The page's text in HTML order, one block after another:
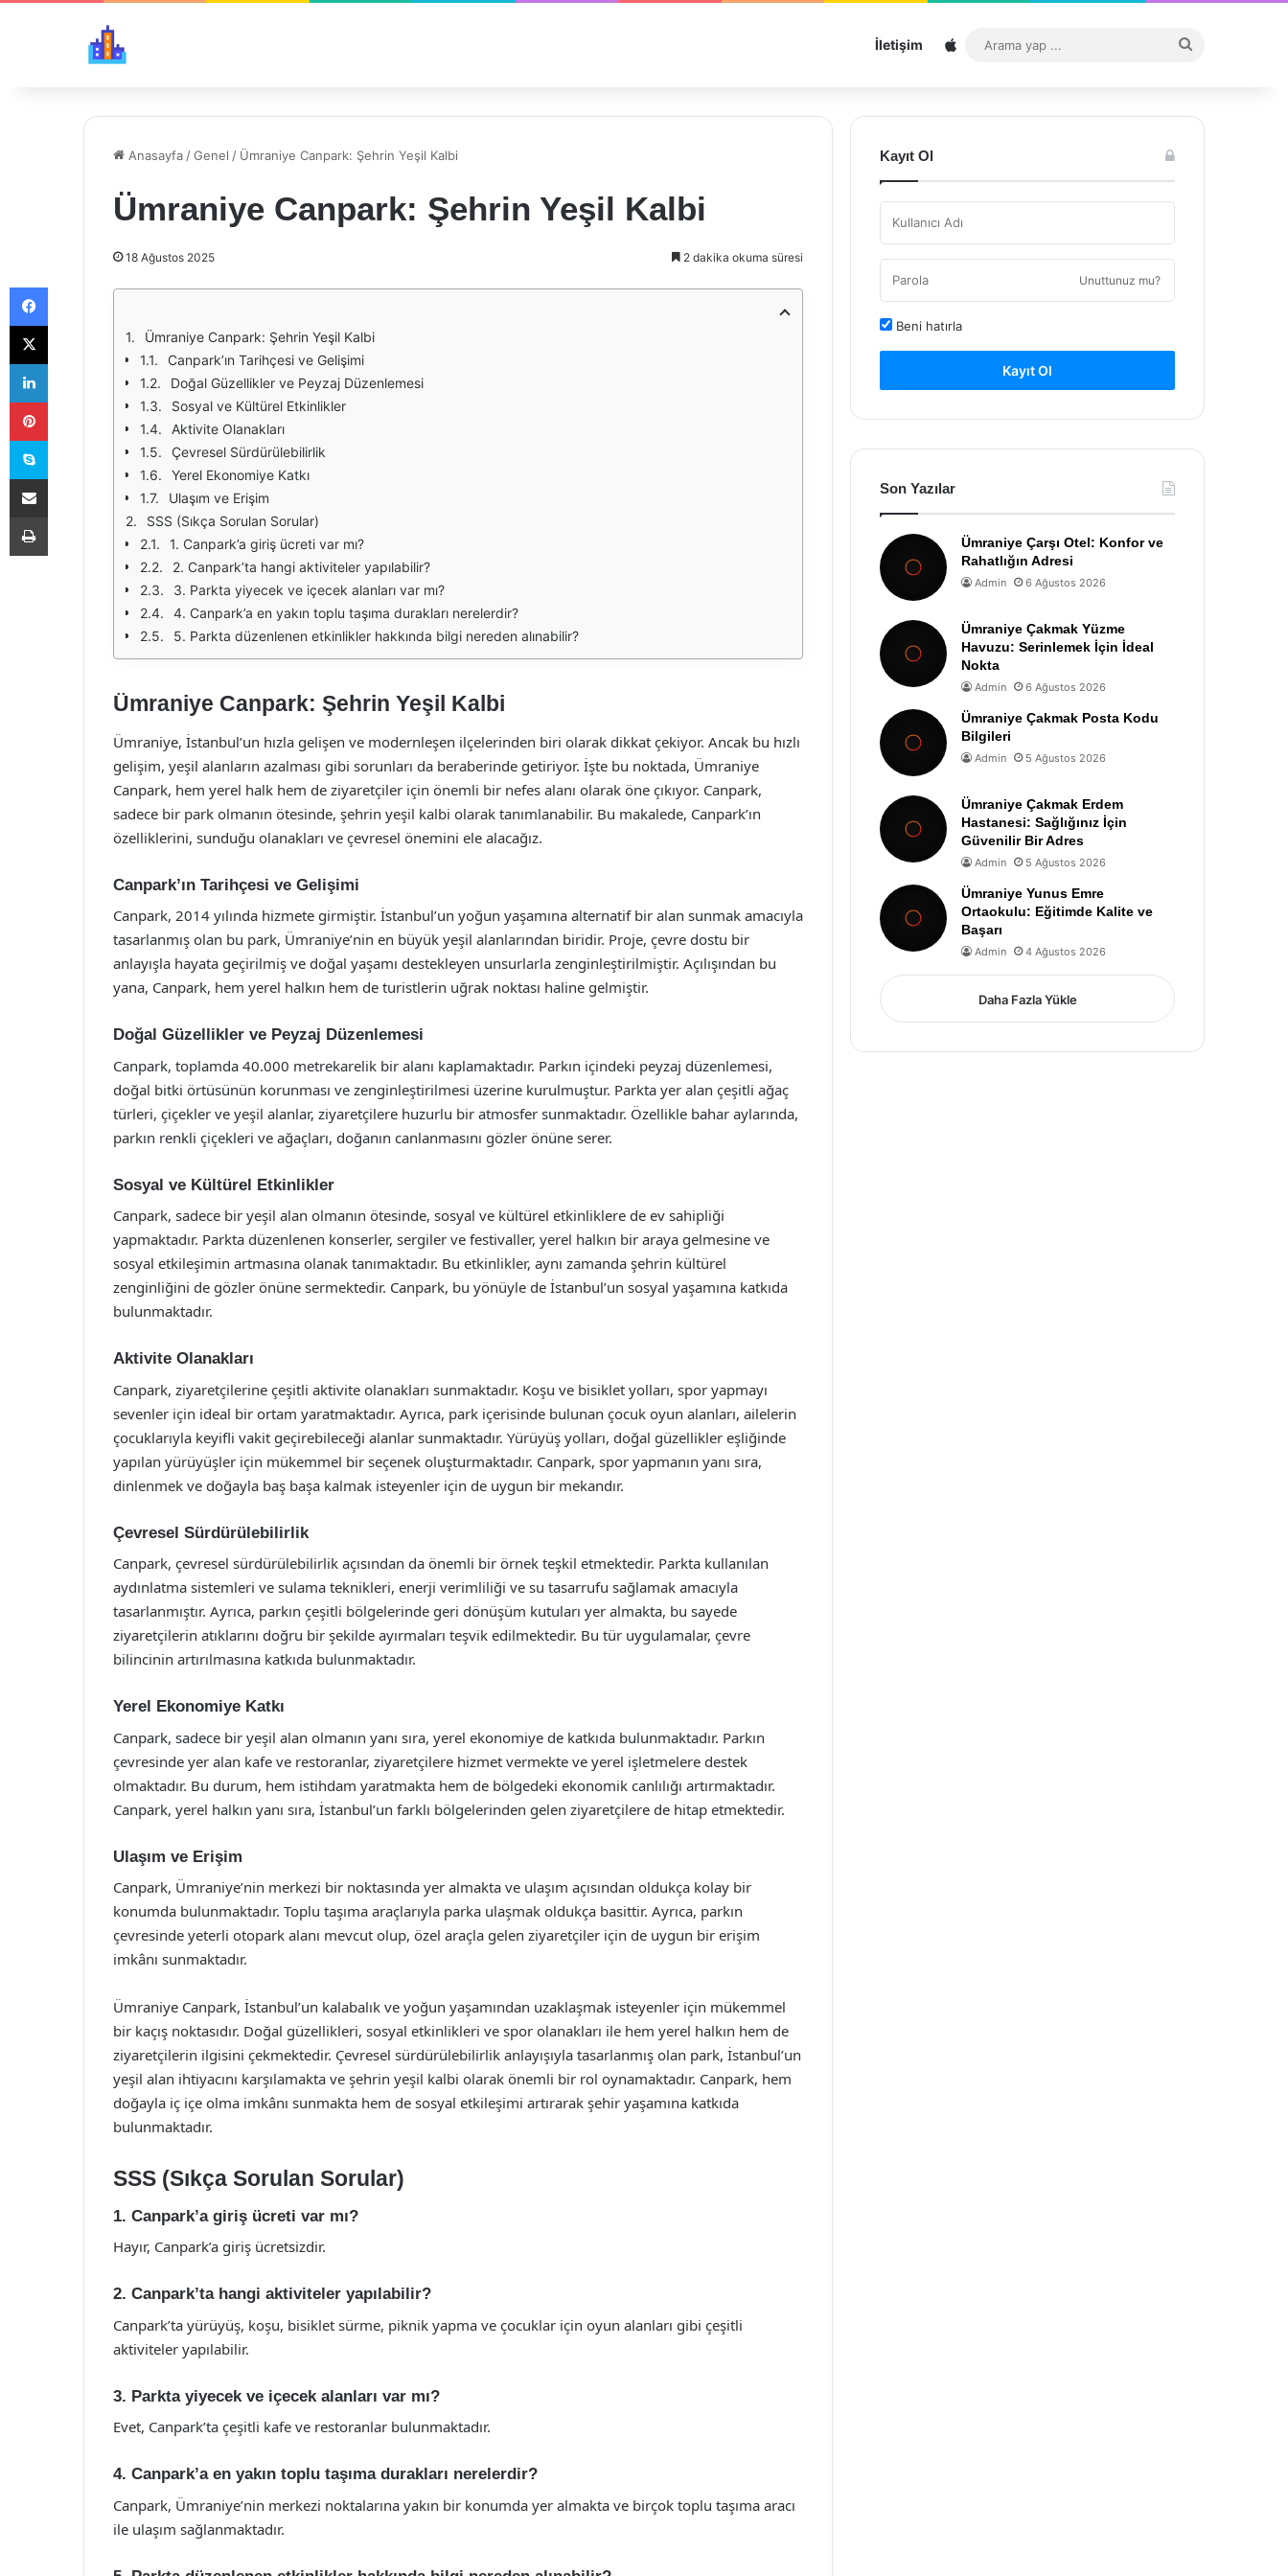
İletişim Sitemap
...
Anasayfa /Genel / Ümraniye Canpark: Şehrin Yeşil Kalbi
Ümraniye Canpark: Şehrin Yeşil Kalbi
18 Ağustos 2025 2 dakika okuma süresi
Ümraniye Canpark: Şehrin Yeşil Kalbi
Canpark’ın Tarihçesi ve Gelişimi
Doğal Güzellikler ve Peyzaj Düzenlemesi
Sosyal ve Kültürel Etkinlikler
Aktivite Olanakları
Çevresel Sürdürülebilirlik
Yerel Ekonomiye Katkı
Ulaşım ve Erişim
SSS (Sıkça Sorulan Sorular)
1. Canpark’a giriş ücreti var mı?
2. Canpark’ta hangi aktiviteler yapılabilir?
3. Parkta yiyecek ve içecek alanları var mı?
4. Canpark’a en yakın toplu taşıma durakları nerelerdir?
5. Parkta düzenlenen etkinlikler hakkında bilgi nereden alınabilir?
Ümraniye Canpark: Şehrin Yeşil Kalbi
Ümraniye, İstanbul’un hızla gelişen ve modernleşen ilçelerinden biri olarak dikkat çekiyor. Ancak bu hızlı
gelişim, yeşil alanların azalması gibi sorunları da beraberinde getiriyor. İşte bu noktada, Ümraniye
Canpark, hem yerel halk hem de ziyaretçiler için önemli bir nefes alanı olarak öne çıkıyor. Canpark,
sadece bir park olmanın ötesinde, şehrin yeşil kalbi olarak tanımlanabilir. Bu makalede, Canpark’ın
özelliklerini, sunduğu olanakları ve çevresel önemini ele alacağız.
Canpark’ın Tarihçesi ve Gelişimi
Canpark, 2014 yılında hizmete girmiştir. İstanbul’un yoğun yaşamına alternatif bir alan sunmak amacıyla
tasarlanmış olan bu park, Ümraniye’nin en büyük yeşil alanlarından biridir. Proje, çevre dostu bir
anlayışla hayata geçirilmiş ve doğal yaşamı destekleyen unsurlarla zenginleştirilmiştir. Açılışından bu
yana, Canpark, hem yerel halkın hem de turistlerin uğrak noktası haline gelmiştir.
Doğal Güzellikler ve Peyzaj Düzenlemesi
Canpark, toplamda 40.000 metrekarelik bir alanı kaplamaktadır. Parkın içindeki peyzaj düzenlemesi,
doğal bitki örtüsünün korunması ve zenginleştirilmesi üzerine kurulmuştur. Parkta yer alan çeşitli ağaç
türleri, çiçekler ve yeşil alanlar, ziyaretçilere huzurlu bir atmosfer sunmaktadır. Özellikle bahar aylarında,
parkın renkli çiçekleri ve ağaçları, doğanın canlanmasını gözler önüne serer.
Sosyal ve Kültürel Etkinlikler
Canpark, sadece bir yeşil alan olmanın ötesinde, sosyal ve kültürel etkinliklere de ev sahipliği
yapmaktadır. Parkta düzenlenen konserler, sergiler ve festivaller, yerel halkın bir araya gelmesine ve
sosyal etkileşimin artmasına olanak tanımaktadır. Bu etkinlikler, aynı zamanda şehrin kültürel
zenginliğini de gözler önüne sermektedir. Canpark, bu yönüyle de İstanbul’un sosyal yaşamına katkıda
bulunmaktadır.
Aktivite Olanakları
Canpark, ziyaretçilerine çeşitli aktivite olanakları sunmaktadır. Koşu ve bisiklet yolları, spor yapmayı
sevenler için ideal bir ortam yaratmaktadır. Ayrıca, park içerisinde bulunan çocuk oyun alanları, ailelerin
çocuklarıyla keyifli vakit geçirebileceği alanlar sunmaktadır. Yürüyüş yolları, doğal güzellikler eşliğinde
yapılan yürüyüşler için mükemmel bir seçenek oluşturmaktadır. Canpark, spor yapmanın yanı sıra,
dinlenmek ve doğayla baş başa kalmak isteyenler için de uygun bir mekandır.
Çevresel Sürdürülebilirlik
Canpark, çevresel sürdürülebilirlik açısından da önemli bir örnek teşkil etmektedir. Parkta kullanılan
aydınlatma sistemleri ve sulama teknikleri, enerji verimliliği ve su tasarrufu sağlamak amacıyla
tasarlanmıştır. Ayrıca, parkın çeşitli bölgelerinde geri dönüşüm kutuları yer almakta, bu sayede
ziyaretçilerin atıklarını doğru bir şekilde ayırmaları teşvik edilmektedir. Bu tür uygulamalar, çevre
bilincinin artırılmasına katkıda bulunmaktadır.
Yerel Ekonomiye Katkı
Canpark, sadece bir yeşil alan olmanın yanı sıra, yerel ekonomiye de katkıda bulunmaktadır. Parkın
çevresinde yer alan kafe ve restoranlar, ziyaretçilere hizmet vermekte ve yerel işletmelere destek
olmaktadır. Bu durum, hem istihdam yaratmakta hem de bölgedeki ekonomik canlılığı artırmaktadır.
Canpark, yerel halkın yanı sıra, İstanbul’un farklı bölgelerinden gelen ziyaretçilere de hitap etmektedir.
Ulaşım ve Erişim
Canpark, Ümraniye’nin merkezi bir noktasında yer almakta ve ulaşım açısından oldukça kolay bir
konumda bulunmaktadır. Toplu taşıma araçlarıyla parka ulaşmak oldukça basittir. Ayrıca, parkın
çevresinde yeterli otopark alanı mevcut olup, özel araçla gelen ziyaretçiler için de uygun bir erişim
imkânı sunmaktadır.
Ümraniye Canpark, İstanbul’un kalabalık ve yoğun yaşamından uzaklaşmak isteyenler için mükemmel
bir kaçış noktasıdır. Doğal güzellikleri, sosyal etkinlikleri ve spor olanakları ile hem yerel halkın hem de
ziyaretçilerin ilgisini çekmektedir. Çevresel sürdürülebilirlik anlayışıyla tasarlanmış olan park, İstanbul’un
yeşil alan ihtiyacını karşılamakta ve şehrin yeşil kalbi olarak önemli bir rol oynamaktadır. Canpark, hem
doğayla iç içe olma imkânı sunmakta hem de sosyal etkileşimi artırarak şehir yaşamına katkıda
bulunmaktadır.
SSS (Sıkça Sorulan Sorular)
1. Canpark’a giriş ücreti var mı?
Hayır, Canpark’a giriş ücretsizdir.
2. Canpark’ta hangi aktiviteler yapılabilir?
Canpark’ta yürüyüş, koşu, bisiklet sürme, piknik yapma ve çocuklar için oyun alanları gibi çeşitli
aktiviteler yapılabilir.
3. Parkta yiyecek ve içecek alanları var mı?
Evet, Canpark’ta çeşitli kafe ve restoranlar bulunmaktadır.
4. Canpark’a en yakın toplu taşıma durakları nerelerdir?
Canpark, Ümraniye’nin merkezi noktalarına yakın bir konumda yer almakta ve birçok toplu taşıma aracı
ile ulaşım sağlanmaktadır.
Kayıt Ol
Unuttunuz mu?
Beni hatırla
Kayıt Ol
Son Yazılar
Ümraniye Çarşı Otel: Konfor ve
Rahatlığın Adresi
Admin 6 Ağustos 2026
Ümraniye Çakmak Yüzme
Havuzu: Serinlemek İçin İdeal
Nokta
Admin 6 Ağustos 2026
Ümraniye Çakmak Posta Kodu
Bilgileri
Admin 5 Ağustos 2026
Ümraniye Çakmak Erdem
Hastanesi: Sağlığınız İçin
Güvenilir Bir Adres
Admin 5 Ağustos 2026
Ümraniye Yunus Emre
Ortaokulu: Eğitimde Kalite ve
Başarı
Admin 4 Ağustos 2026
Daha Fazla Yükle
Facebook
X
LinkedIn
Pinterest
Skype
E-Posta ile paylaş